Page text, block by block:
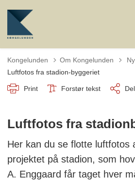
Kongelunden Om Kongelunden
Luftfotos fra stadion-byggeriet
Print Forstør tekst Del
Luftfotos fra
Her kan du se flotte luftfotos
projektet på stadion, som
A. Enggaard får taget hver